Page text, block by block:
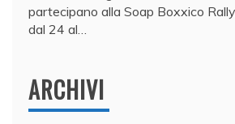
partecipano alla Soap Boxxico
dal 24 al…
ARCHIVI